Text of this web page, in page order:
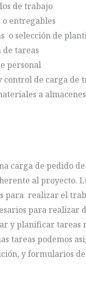
de trabajo
entregables
o selección de
tareas
personal
control de carga de
a almacenes
carga de pedido
al proyecto.
para realizar el
para realizar
y planificar tareas
tareas podemos
y formularios